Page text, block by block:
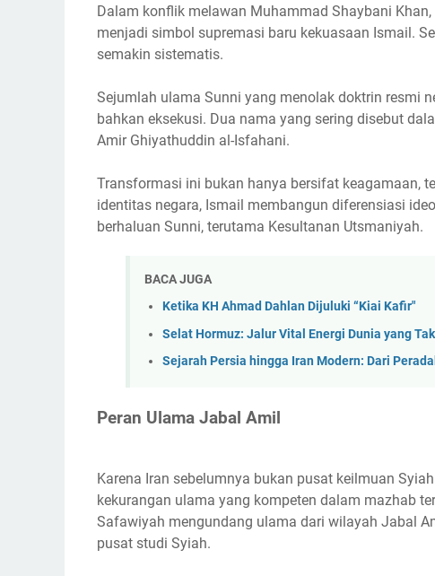
Dalam konflik melawan Muhammad Shaybani
menjadi simbol supremasi baru kekuasaan Ismail.
semakin sistematis.
Sejumlah ulama Sunni yang menolak doktrin resmi
bahkan eksekusi. Dua nama yang sering disebut
Amir Ghiyathuddin al-Isfahani.
Transformasi ini bukan hanya bersifat keagamaan,
identitas negara, Ismail membangun diferensiasi
berhaluan Sunni, terutama Kesultanan Utsmaniyah.
BACA JUGA
Ketika KH Ahmad Dahlan Dijuluki “Kiai Kafir"
Selat Hormuz: Jalur Vital Energi Dunia yang
Sejarah Persia hingga Iran Modern: Dari
Peran Ulama Jabal Amil
Karena Iran sebelumnya bukan pusat keilmuan
kekurangan ulama yang kompeten dalam mazhab
Safawiyah mengundang ulama dari wilayah Jabal
pusat studi Syiah.